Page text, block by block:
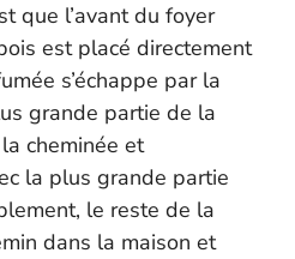
que l’avant du foyer
est placé directement
s’échappe par la
grande partie de la
cheminée et
la plus grande partie
le reste de la
dans la maison et